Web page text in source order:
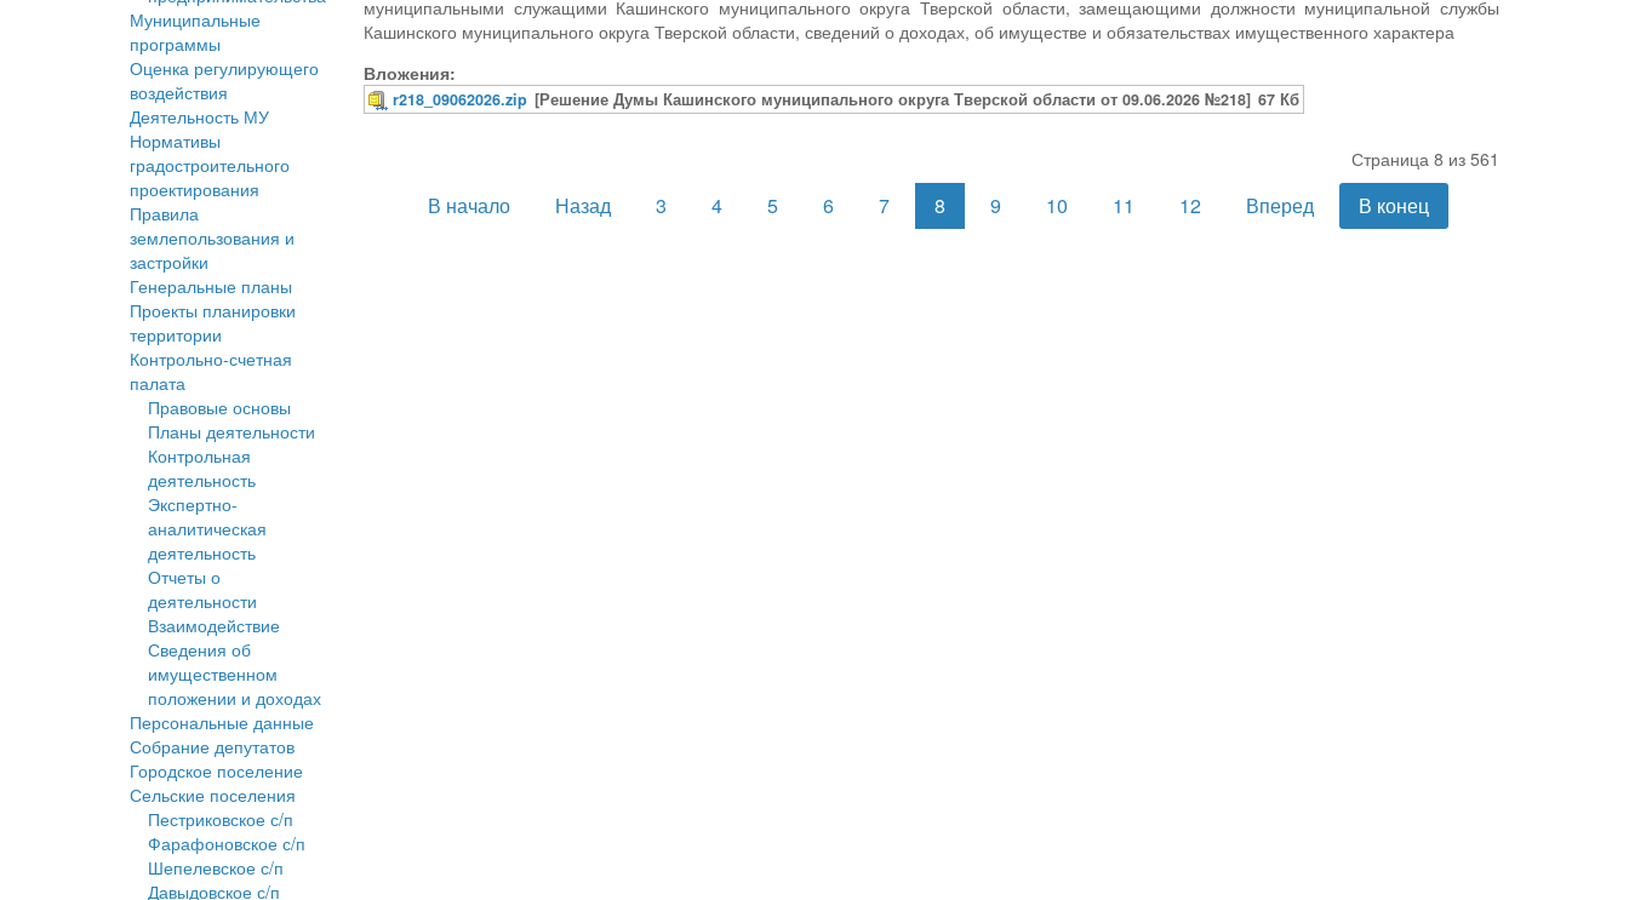
Муниципальные
программы
Оценка регулирующего
воздействия
Деятельность МУ
Нормативы
градостроительного
проектирования
Правила
землепользования и
застройки
Генеральные планы
Проекты планировки
территории
Контрольно-счетная
палата
Правовые основы
Планы деятельности
Контрольная
деятельность
Экспертно-
аналитическая
деятельность
Отчеты о
деятельности
Взаимодействие
Сведения об
имущественном
положении и доходах
Персональные данные
Собрание депутатов
Городское поселение
Сельские поселения
Пестриковское с/п
Фарафоновское с/п
Шепелевское с/п
Давыдовское с/п
муниципальными служащими Кашинского муниципального округа Тверской области, замещающими должности муниципальной службы
Кашинского муниципального округа Тверской области, сведений о доходах, об имуществе и обязательствах имущественного характера
Вложения:
r218_09062026.zip [Решение Думы Кашинского муниципального округа Тверской области от 09.06.2026 №218] 67 Кб
Страница 8 из 561
В начало Назад 3 4 5 6 7 8 9 10 11 12 Вперед В конец